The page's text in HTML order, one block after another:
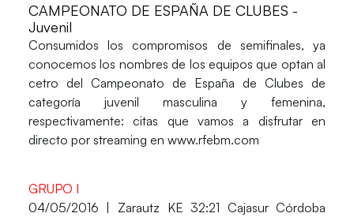
CAMPEONATO DE ESPAÑA DE CLUBES -
Juvenil
Consumidos los compromisos de semifinales, ya
conocemos los nombres de los equipos que optan al
cetro del Campeonato de España de Clubes de
categoría juvenil masculina y femenina,
respectivamente: citas que vamos a disfrutar en
directo por streaming en www.rfebm.com
GRUPO I
04/05/2016 | Zarautz KE 32:21 Cajasur Córdoba